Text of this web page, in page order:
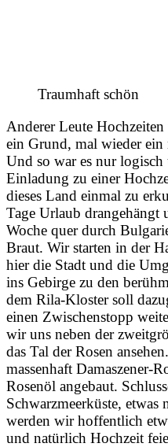
Traumhaft schön
Anderer Leute
ein Grund, mal wieder ein
Und so war es nur
Einladung zu einer
dieses Land einmal zu
Tage Urlaub drangehängt
Woche quer durch
Braut. Wir starten in der
hier die Stadt und die
ins Gebirge zu den
dem Rila-Kloster soll
einen Zwischenstopp
wir uns neben der
das Tal der Rosen
massenhaft Damaszener-
Rosenöl angebaut.
Schwarzmeerküste,
werden wir hoffentlich
und natürlich Hochzeit